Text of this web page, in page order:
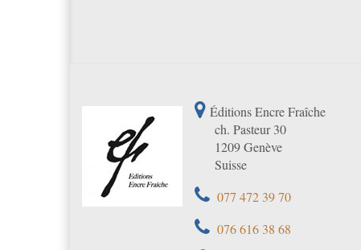
Éditions Encre Fraîche
ch. Pasteur 30
1209 Genève
Suisse
077 472 39 70
076 616 38 68